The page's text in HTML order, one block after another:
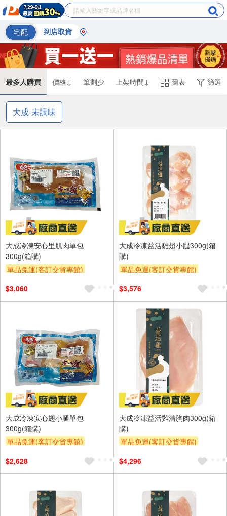
宅配 到店取貨
最多人購買 價格↓ 筆劃少 上架時間↓ 圖表 篩選
大成-未調味
大成冷凍安心里肌肉單包
300g(箱購)
單品免運(客訂交貨專館)
$3,060
大成冷凍益活雞翅小腿300g(箱
購)
單品免運(客訂交貨專館)
$3,576
大成冷凍安心翅小腿單包
300g(箱購)
單品免運(客訂交貨專館)
$2,628
大成冷凍益活雞清胸肉300g(箱
購)
單品免運(客訂交貨專館)
$4,296